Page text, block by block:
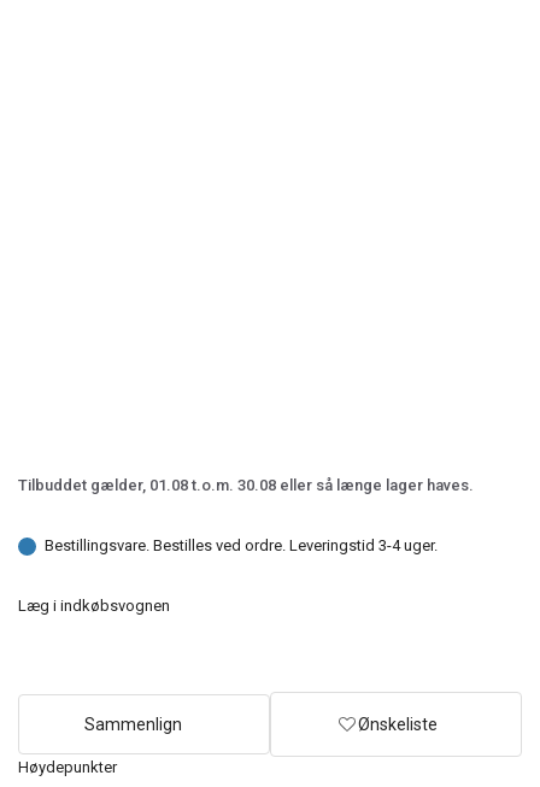
Høydepunkter
Tilbuddet gælder, 01.08 t.o.m. 30.08 eller så længe lager haves.
Bestillingsvare. Bestilles ved ordre. Leveringstid 3-4 uger.
Læg i indkøbsvognen
Sammenlign Ønskeliste